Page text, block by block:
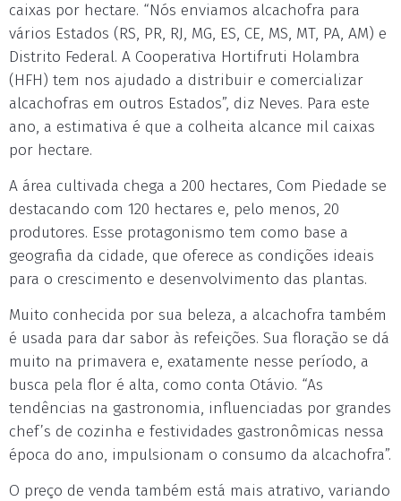
caixas por hectare. “Nós enviamos alcachofra para
vários Estados (RS, PR, RJ, MG, ES, CE, MS, MT, PA, AM) e
Distrito Federal. A Cooperativa Hortifruti Holambra
(HFH) tem nos ajudado a distribuir e comercializar
alcachofras em outros Estados”, diz Neves. Para este
ano, a estimativa é que a colheita alcance mil caixas
por hectare.
A área cultivada chega a 200 hectares, Com Piedade se
destacando com 120 hectares e, pelo menos, 20
produtores. Esse protagonismo tem como base a
geografia da cidade, que oferece as condições ideais
para o crescimento e desenvolvimento das plantas.
Muito conhecida por sua beleza, a alcachofra também
é usada para dar sabor às refeições. Sua floração se dá
muito na primavera e, exatamente nesse período, a
busca pela flor é alta, como conta Otávio. “As
tendências na gastronomia, influenciadas por grandes
chef’s de cozinha e festividades gastronômicas nessa
época do ano, impulsionam o consumo da alcachofra”.
O preço de venda também está mais atrativo, variando